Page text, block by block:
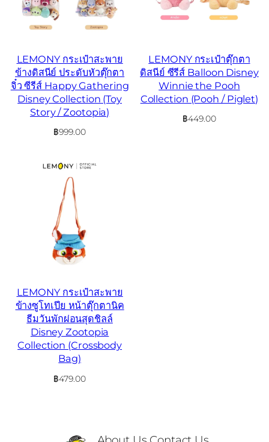
LEMONY กระเป๋าสะพาย
ข้างดิสนีย์ ประดับหัวตุ๊กตา
จิ๋ว ซีรีส์ Happy Gathering
Disney Collection (Toy
Story / Zootopia)
฿999.00
LEMONY กระเป๋าตุ๊กตา
ดิสนีย์ ซีรีส์ Balloon Disney
Winnie the Pooh
Collection (Pooh / Piglet)
฿449.00
LEMONY กระเป๋าสะพาย
ข้างซูโทเปีย หน้าตุ๊กตานิค
ธีมวันพักผ่อนสุดชิลล์
Disney Zootopia
Collection (Crossbody
Bag)
฿479.00